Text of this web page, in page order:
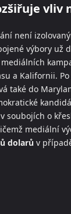
vliv
není
výbory už
a Kalifornii.
také do
soubojích o
mediální
dolarů v